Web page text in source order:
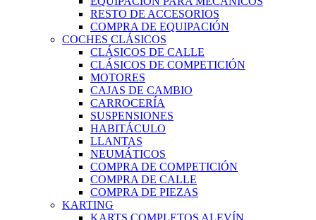
RESTO DE ACCESORIOS
COMPRA DE EQUIPACIÓN
COCHES CLÁSICOS
CLÁSICOS DE CALLE
CLÁSICOS DE COMPETICIÓN
MOTORES
CAJAS DE CAMBIO
CARROCERÍA
SUSPENSIONES
HABITÁCULO
LLANTAS
NEUMÁTICOS
COMPRA DE COMPETICIÓN
COMPRA DE CALLE
COMPRA DE PIEZAS
KARTING
KARTS COMPLETOS ALEVÍN